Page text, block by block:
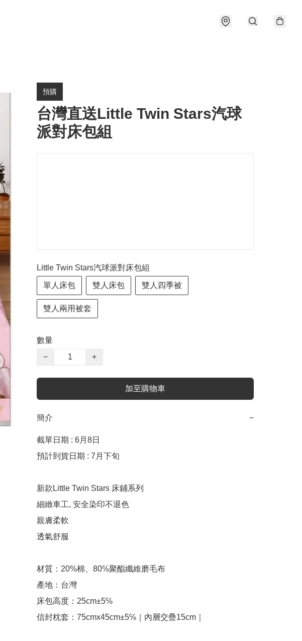
預購
台灣直送Little Twin Stars汽球
派對床包組
Little Twin Stars汽球派對床包組
單人床包 雙人床包 雙人四季被
雙人兩用被套
數量
−
+
加至購物車
簡介 −
截單日期 : 6月8日
預計到貨日期 : 7月下旬
新款Little Twin Stars 床鋪系列
細緻車工, 安全染印不退色
親膚柔軟
透氣舒服
材質：20%棉、80℅聚酯纖維磨毛布
產地：台灣
床包高度：25cm±5℅
信封枕套：75cmx45cm±5℅｜內層交疊15cm｜